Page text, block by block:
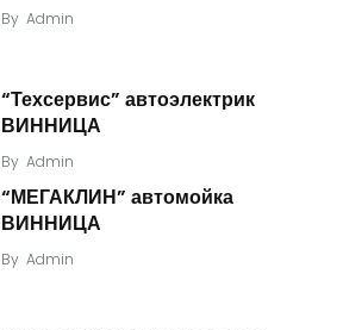
By Admin
“Техсервис” автоэлектрик
ВИННИЦА
By Admin
“МЕГАКЛИН” автомойка
ВИННИЦА
By Admin